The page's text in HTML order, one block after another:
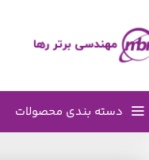
دسته بندی محصولات